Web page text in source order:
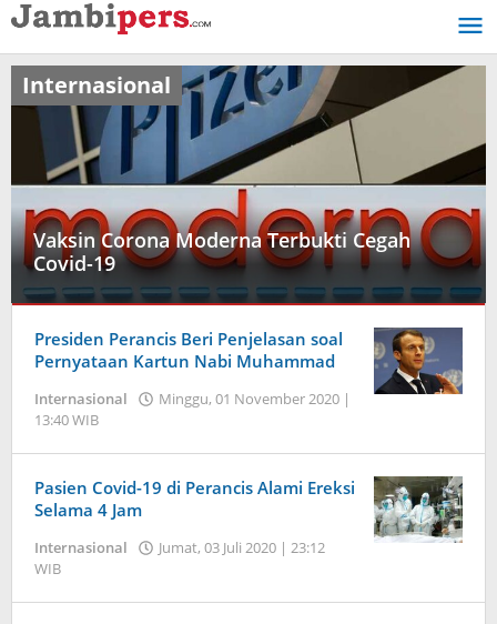
Lewati
ke
konten
Vaksin Corona Moderna Terbukti Cegah
Covid-19
Rabu,
Desember
2020
WIB
oleh
Pers
Internasional
Presiden Perancis Beri Penjelasan soal
Pernyataan Kartun Nabi Muhammad
Internasional
Minggu, 01 November 2020 |
13:40 WIB
Pasien Covid-19 di Perancis Alami Ereksi
Selama 4 Jam
Internasional
Jumat, 03 Juli 2020 | 23:12
WIB